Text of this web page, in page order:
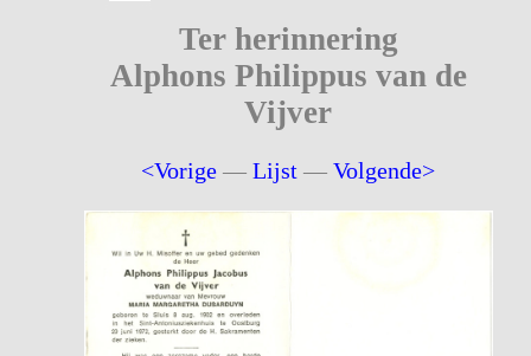
Ter herinnering
Alphons Philippus van de
Vijver
<Vorige —Lijst —Volgende>